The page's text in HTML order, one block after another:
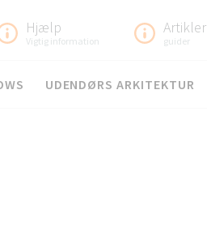
Hjælp
Vigtig information
Artikler
guider
UDENDØRS ARKITEKTUR